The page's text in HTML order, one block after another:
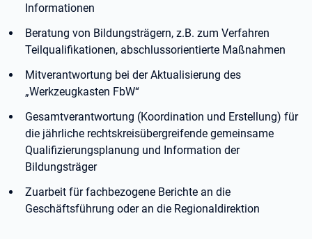
Informationen
Beratung von Bildungsträgern, z.B. zum Verfahren
Teilqualifikationen, abschlussorientierte Maßnahmen
Mitverantwortung bei der Aktualisierung des
„Werkzeugkasten FbW“
Gesamtverantwortung (Koordination und Erstellung) für
die jährliche rechtskreisübergreifende gemeinsame
Qualifizierungsplanung und Information der
Bildungsträger
Zuarbeit für fachbezogene Berichte an die
Geschäftsführung oder an die Regionaldirektion